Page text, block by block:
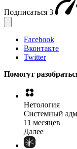
Подписаться 3
Facebook
Вконтакте
Twitter
Помогут
Нетология
Системный
11 месяцев
Далее